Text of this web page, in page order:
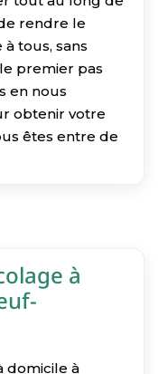
rendre le
tous, sans
premier pas
en nous
obtenir votre
êtes entre de
à
domicile à